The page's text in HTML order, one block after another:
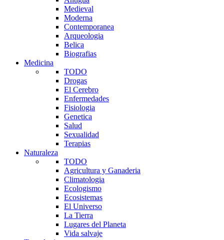
Medieval
Moderna
Contemporanea
Arqueologia
Belica
Biografias
Medicina
TODO
Drogas
El Cerebro
Enfermedades
Fisiologia
Genetica
Salud
Sexualidad
Terapias
Naturaleza
TODO
Agricultura y Ganaderia
Climatologia
Ecologismo
Ecosistemas
El Universo
La Tierra
Lugares del Planeta
Vida salvaje